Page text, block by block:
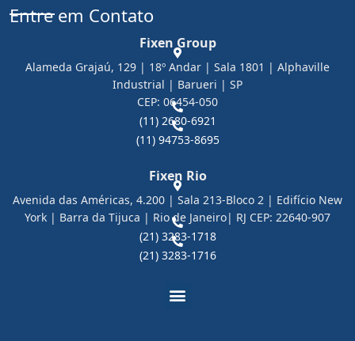
Entre em Contato
Fixen Group
Alameda Grajaú, 129 | 18º Andar | Sala 1801 | Alphaville
Industrial | Barueri | SP
CEP: 06454-050
(11) 2680-6921
(11) 94753-8695
Fixen Rio
Avenida das Américas, 4.200 | Sala 213-Bloco 2 | Edifício New
York | Barra da Tijuca | Rio de Janeiro| RJ CEP: 22640-907
(21) 3283-1718
(21) 3283-1716